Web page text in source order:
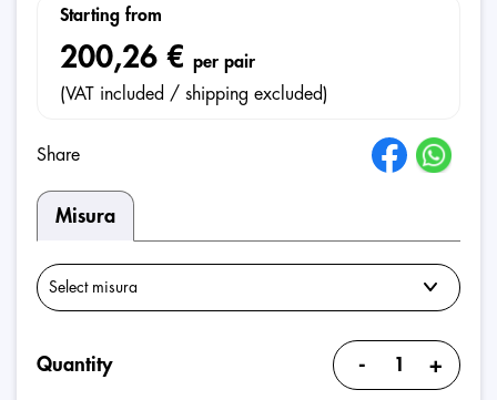
Starting from
200,26 € per pair
(VAT included / shipping excluded)
Share
Misura
Quantity - +